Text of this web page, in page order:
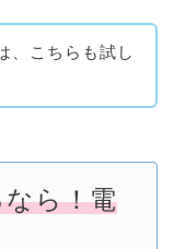
、こちらも試し
ら！電